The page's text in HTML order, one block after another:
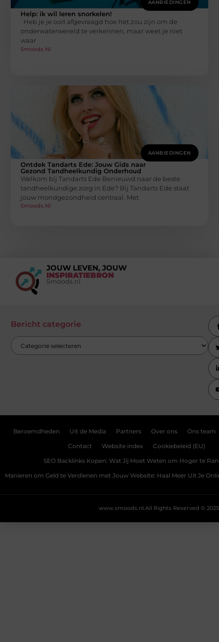
AANBIEDINGEN
Help: ik wil leren snorkelen!
Heb je je ooit afgevraagd hoe het zou zijn om de
onderwaterwereld te verkennen, maar weet je niet
waar
Smoods.nl
AANBIEDINGEN
Ontdek Tandarts Ede: Jouw Gids naar
Gezond Tandheelkundig Onderhoud
Welkom bij Tandarts Ede Benieuwd naar de beste
tandheelkundige zorg in Ede? Bij Tandarts Ede staat
jouw mondgezondheid centraal. Met
Smoods.nl
JOUW LEVEN, JOUW
INSPIRATIEBRON
Smoods.nl
Bericht categorie
Beroemdheden Uit de Media Partners Over ons Ons team
Contact Website index Cookiebeleid (EU)
SEO Backlinks Kopen: Wat Jij Moet Weten om Hoger te
Manieren om Geld te Verdienen met Jouw Website: Haal Meer Uit Je
All Rights Reserved © 2025
www.smoods.nl.